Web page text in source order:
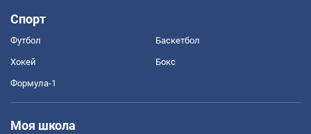
Спорт
Футбол Баскетбол
Хокей Бокс
Формула-1
Моя школа